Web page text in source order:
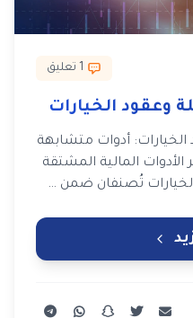
1 تعليق
وعقود الخيارات
الخيارات: أدوات متشابهة
المالية المشتقة
الخيارات تُصنفان ضمن …